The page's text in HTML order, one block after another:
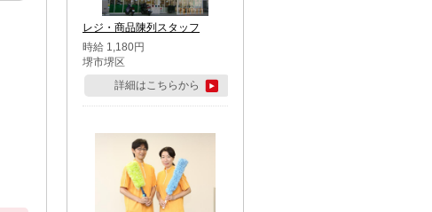
レジ・商品陳列スタッフ
時給 1,180円
堺市堺区
詳細はこちらから